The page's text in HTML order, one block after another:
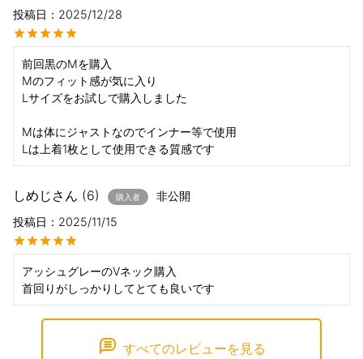
投稿日
2025/12/28
前回黒のMを購入
Mのフィット感が気に入り
Lサイズをお試しで購入しました
Mは体にジャストなのでインナー等で使用
Lは上着1枚として使用できる質感です
しめじ 6 購入者
非公開
投稿日
2025/11/15
アッシュグレーのVネック購入
首回りがしっかりしてとても良いです
すべてのレビューを見る